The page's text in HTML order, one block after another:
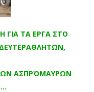
ΓΙΑ ΤΑ ΕΡΓΑ ΣΤΟ
ΑΣΠΡΌΜΑΥΡΩΝ